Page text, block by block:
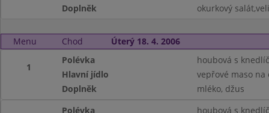
Doplněk
okurkový
Menu Chod Úterý 18. 4. 2006
1
Polévka
houbová s
Hlavní jídlo
vepřové maso
Doplněk
mléko, džus
Polévka
houbová s